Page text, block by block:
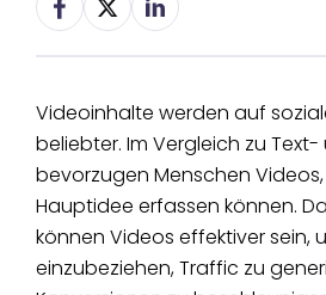
Videoinhalte werden auf
beliebter. Im Vergleich zu
bevorzugen Menschen
Hauptidee erfassen können.
können Videos effektiver sein,
einzubeziehen, Traffic zu